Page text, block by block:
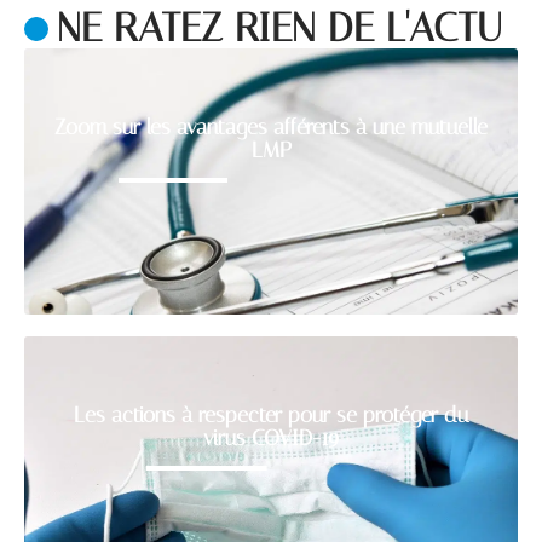
NE RATEZ RIEN DE L'ACTU
Zoom sur les avantages afférents à une mutuelle
LMP
Les actions à respecter pour se protéger du
virus COVID-19